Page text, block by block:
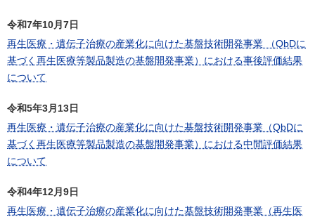
令和7年10月7日
再生医療・遺伝子治療の産業化に向けた基盤技術開発事業 （QbDに
基づく再生医療等製品製造の基盤開発事業）における事後評価結果
について
令和5年3月13日
再生医療・遺伝子治療の産業化に向けた基盤技術開発事業（QbDに
基づく再生医療等製品製造の基盤開発事業）における中間評価結果
について
令和4年12月9日
再生医療・遺伝子治療の産業化に向けた基盤技術開発事業（再生医